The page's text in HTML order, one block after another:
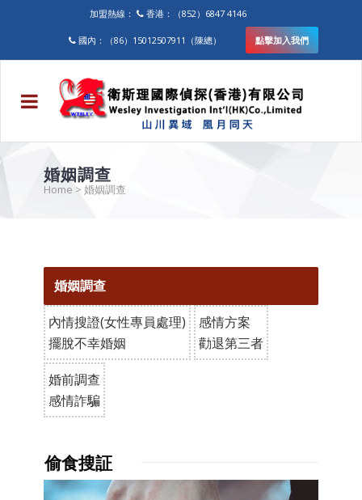
加盟熱線： 香港：（852）6847 4146
國內：（86）15012507911（陳總） 點擊加入我們
婚姻調查
Home > 婚姻調查
婚姻調查
內情搜證(女性專員處理)
擺脫不幸婚姻
感情方案
勸退第三者
婚前調查
感情詐騙
偷食搜証